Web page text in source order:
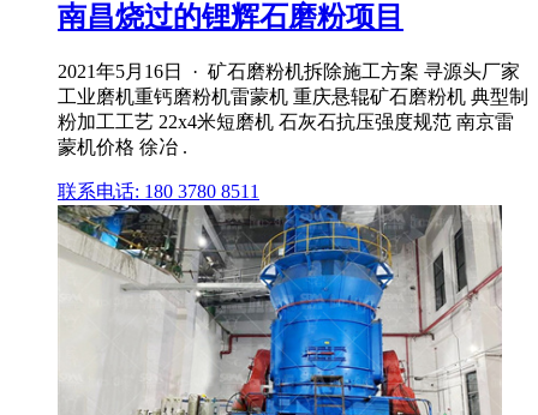
南昌烧过的锂辉石磨粉项目
2021年5月16日 · 矿石磨粉机拆除施工方案 寻源头厂家
工业磨机重钙磨粉机雷蒙机 重庆悬辊矿石磨粉机 典型制
粉加工工艺 22x4米短磨机 石灰石抗压强度规范 南京雷
蒙机价格 徐冶 .
联系电话: 180 3780 8511